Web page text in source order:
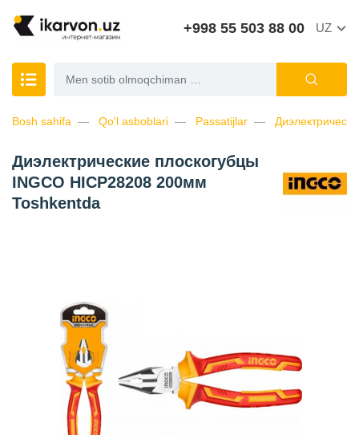
+998 55 503 88 00 UZ
Bosh sahifa Qo'l asboblari Passatijlar
Диэлектрические плоскогубцы
INGCO HICP28208 200мм
Toshkentda